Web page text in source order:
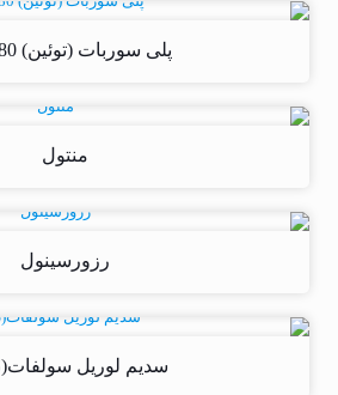
پلی سوربات (توئین) 80 و 20
منتول
رزورسینول
سدیم لوریل سولفات(SLS)